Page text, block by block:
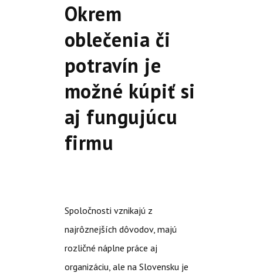
Okrem
oblečenia či
potravín je
možné kúpiť si
aj fungujúcu
firmu
Spoločnosti vznikajú z
najrôznejších dôvodov, majú
rozličné náplne práce aj
organizáciu, ale na Slovensku je